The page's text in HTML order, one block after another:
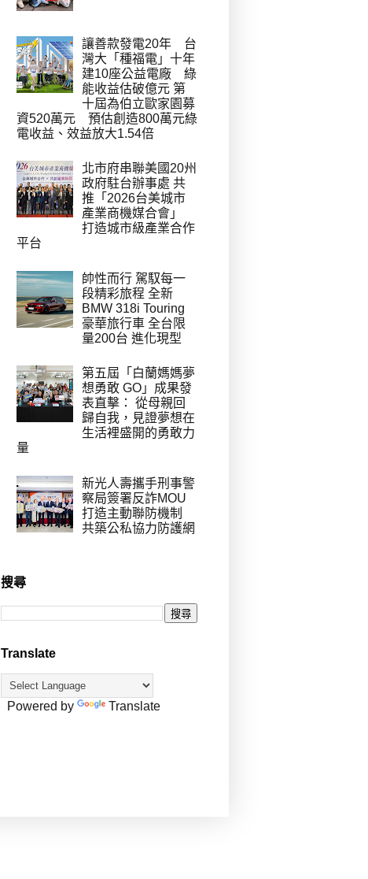
讓善款發電20年 台
灣大「種福電」十年
建10座公益電廠 綠
能收益估破億元 第
十屆為伯立歐家園募
資520萬元 預估創造800萬元綠
電收益、效益放大1.54倍
北市府串聯美國20州
政府駐台辦事處 共
推「2026台美城市
產業商機媒合會」
打造城市級產業合作
平台
帥性而行 駕馭每一
段精彩旅程 全新
BMW 318i Touring
豪華旅行車 全台限
量200台 進化現型
第五屆「白蘭媽媽夢
想勇敢 GO」成果發
表直擊： 從母親回
歸自我，見證夢想在
生活裡盛開的勇敢力
量
新光人壽攜手刑事警
察局簽署反詐MOU
打造主動聯防機制
共築公私協力防護網
搜尋
Translate
Powered by Translate